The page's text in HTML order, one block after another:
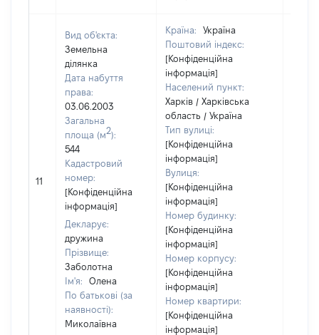
11
Вид об'єкта:
Земельна
ділянка
Дата набуття
права:
03.06.2003
Загальна
площа (м2):
544
Кадастровий
номер:
[Конфіденційна
інформація]
Декларує:
дружина
Прізвище:
Заболотна
Ім'я:
Олена
По батькові (за
наявності):
Миколаївна
Країна:
Україна
Поштовий індекс:
[Конфіденційна
інформація]
Населений пункт:
Харків / Харківська
область / Україна
Тип вулиці:
[Конфіденційна
інформація]
Вулиця:
[Конфіденційна
інформація]
Номер будинку:
[Конфіденційна
інформація]
Номер корпусу:
[Конфіденційна
інформація]
Номер квартири:
[Конфіденційна
інформація]